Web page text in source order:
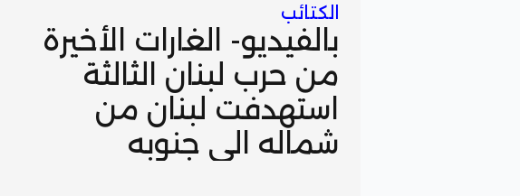
الكتائب
بالفيديو- الغارات الأخيرة
من حرب لبنان الثالثة
استهدفت لبنان من
شماله الى جنوبه